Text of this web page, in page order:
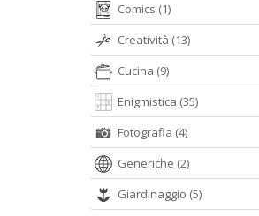
Comics (1)
Creatività (13)
Cucina (9)
Enigmistica (35)
Fotografia (4)
Generiche (2)
Giardinaggio (5)